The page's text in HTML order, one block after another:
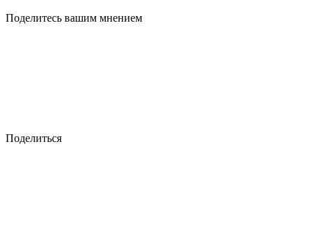
Поделитесь вашим мнением
Поделиться